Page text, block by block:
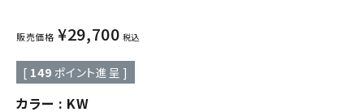
販売価格 ¥29,700 税込
[ 149 ポイント進呈 ]
カラー KW